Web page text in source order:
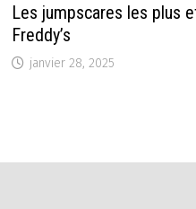
Les jumpscares les plus
Freddy’s
janvier 28, 2025